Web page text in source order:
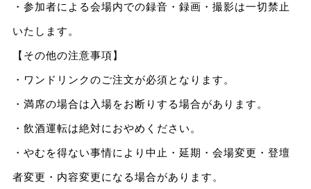
・参加者による会場内での録音・録画・撮影は一切禁止
いたします。
【その他の注意事項】
・ワンドリンクのご注文が必須となります。
・満席の場合は入場をお断りする場合があります。
・飲酒運転は絶対におやめください。
・やむを得ない事情により中止・延期・会場変更・登壇
者変更・内容変更になる場合があります。